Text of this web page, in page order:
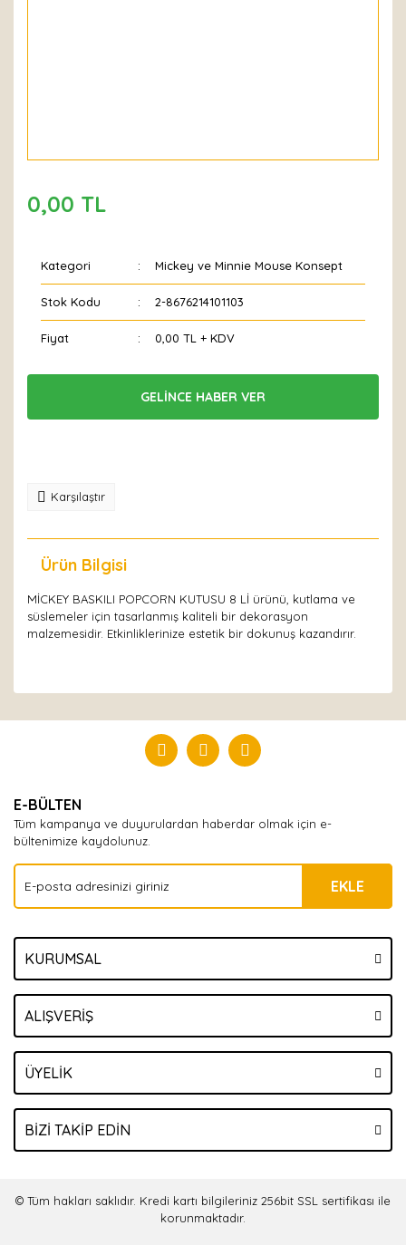
0,00 TL
Kategori Mickey ve Minnie Mouse Konsept
Stok Kodu 2-8676214101103
Fiyat 0,00 TL + KDV
GELİNCE HABER VER
Karşılaştır
Ürün Bilgisi
MİCKEY BASKILI POPCORN KUTUSU 8 Lİ ürünü, kutlama ve
süslemeler için tasarlanmış kaliteli bir dekorasyon
malzemesidir. Etkinliklerinize estetik bir dokunuş kazandırır.
Yorum Yaz
E-BÜLTEN
Tüm kampanya ve duyurulardan haberdar olmak için e-
bültenimize kaydolunuz.
EKLE
KURUMSAL
ALIŞVERİŞ
ÜYELİK
BİZİ TAKİP EDİN
© Tüm hakları saklıdır. Kredi kartı bilgileriniz 256bit SSL sertifikası ile
korunmaktadır.